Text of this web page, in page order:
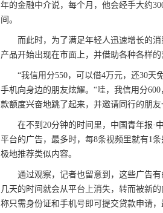
年的金融中介说，每个月，他会经手大约
间。
而此时，为了满足年轻人迅速增长的消
产品开始出现在市面上，并借助各种各样
“我信用分550，可以借4万元，还30天
手机向身边的朋友炫耀。“哇，我信用分
款额度兴奋地跳了起来，并邀请同行的朋友
在不到20分钟的时间里，中国青年报·
平台的广告，最多时，每8条视频里就有1
极地推荐类似内容。
通过观察，记者也留意到，这些广告有
几天的时间就会从平台上消失，转而被新
称只需身份证和手机号即可提交贷款申请